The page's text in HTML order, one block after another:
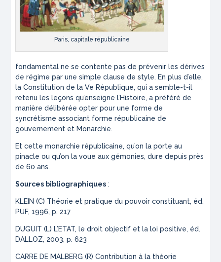
Paris, capitale républicaine
fondamental ne se contente pas de prévenir les dérives
de régime par une simple clause de style. En plus d’elle,
la Constitution de la Ve République, qui a semble-t-il
retenu les leçons qu’enseigne l’Histoire, a préféré de
manière délibérée opter pour une forme de
syncrétisme associant forme républicaine de
gouvernement et Monarchie.
Et cette monarchie républicaine, qu’on la porte au
pinacle ou qu’on la voue aux gémonies, dure depuis près
de 60 ans.
Sources bibliographiques :
KLEIN (C) Théorie et pratique du pouvoir constituant, éd.
PUF, 1996, p. 217
DUGUIT (L) L’ETAT, le droit objectif et la loi positive, éd.
DALLOZ, 2003, p. 623
CARRE DE MALBERG (R)Contribution à la théorie